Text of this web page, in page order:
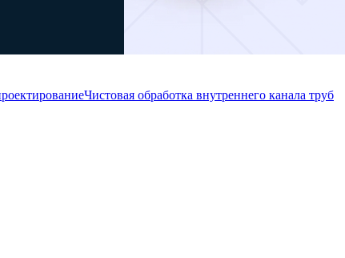
Чистовая обработка внутреннего канала труб